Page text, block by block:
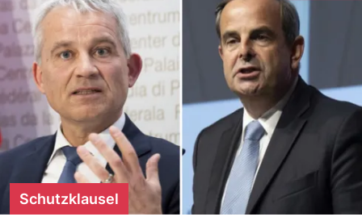
Schutzklausel